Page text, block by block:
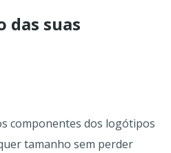
das suas
componentes dos logótipos
tamanho sem perder